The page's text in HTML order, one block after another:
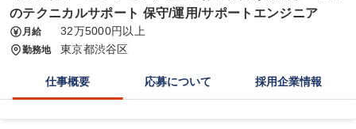
のテクニカルサポート 保守/運用/サポートエンジニア
月給 32万5000円以上
勤務地 東京都渋谷区
仕事概要 応募について 採用企業情報